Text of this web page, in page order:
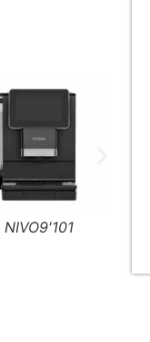
NIVO9'101